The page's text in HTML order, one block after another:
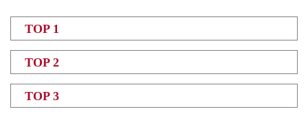
TOP 1
TOP 2
TOP 3